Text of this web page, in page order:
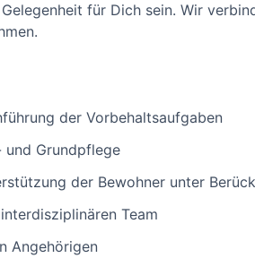
für Dich sein. Wir
der Vorbehaltsaufgaben
und Grundpflege
der Bewohner unter
Team
Angehörigen